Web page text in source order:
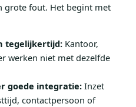
grote fout. Het begint met
tegelijkertijd: Kantoor,
werken niet met dezelfde
goede integratie: Inzet
contactpersoon of